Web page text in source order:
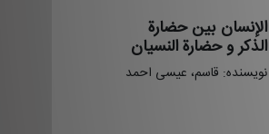
الإنسان بین حضارة
الذکر و حضارة النسیان
نویسنده: قاسم، عیسی احمد